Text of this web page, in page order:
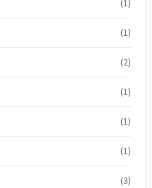
(1)
(1)
(2)
(1)
(1)
(1)
(3)